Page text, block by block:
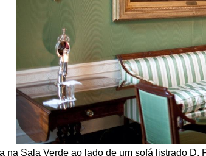
na Sala Verde ao lado de um sofá listrado